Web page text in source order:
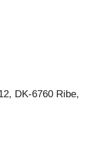
DK-6760 Ribe,